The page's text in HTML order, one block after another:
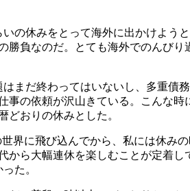
の休みをとって海外に出かけよう
負なのだ。とても海外でのんび
まだ終わってはいないし、多重債
の依頼が沢山きている。こんな
どおりの休みとした。
界に飛び込んでから、私には休み
ら大幅連休を楽しむことが定着
た。